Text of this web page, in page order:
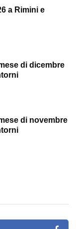
a Rimini e
di dicembre
di novembre